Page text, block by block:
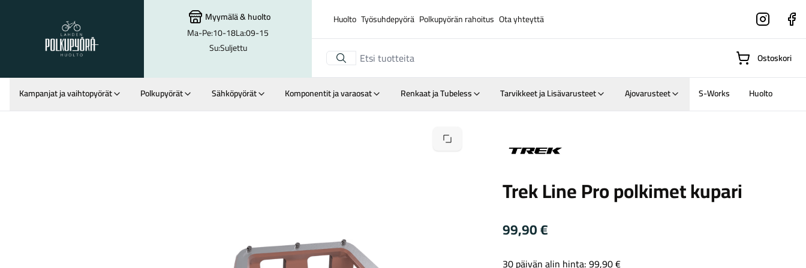
Lahden Polkupyörähuolto - etusivulle
Myymälä&huolto
Ma-Pe:10-18La:09-15
Su:Suljettu
Huolto Työsuhdepyörä Polkupyörän rahoitus Ota yhteyttä Instagram
Hakutulokset Suositut osastot
Gravel-
Ostoskori
Kampanjat ja vaihtopyörät Polkupyörät Sähköpyörät Komponentit ja varaosat Renkaat ja Tubeless Tarvikkeet ja Lisävarusteet Ajovarusteet S-Works Huolto
Suurenna kuva
Trek Line Pro polkimet kupari
99,90€
30 päivän alin hinta:99,90€